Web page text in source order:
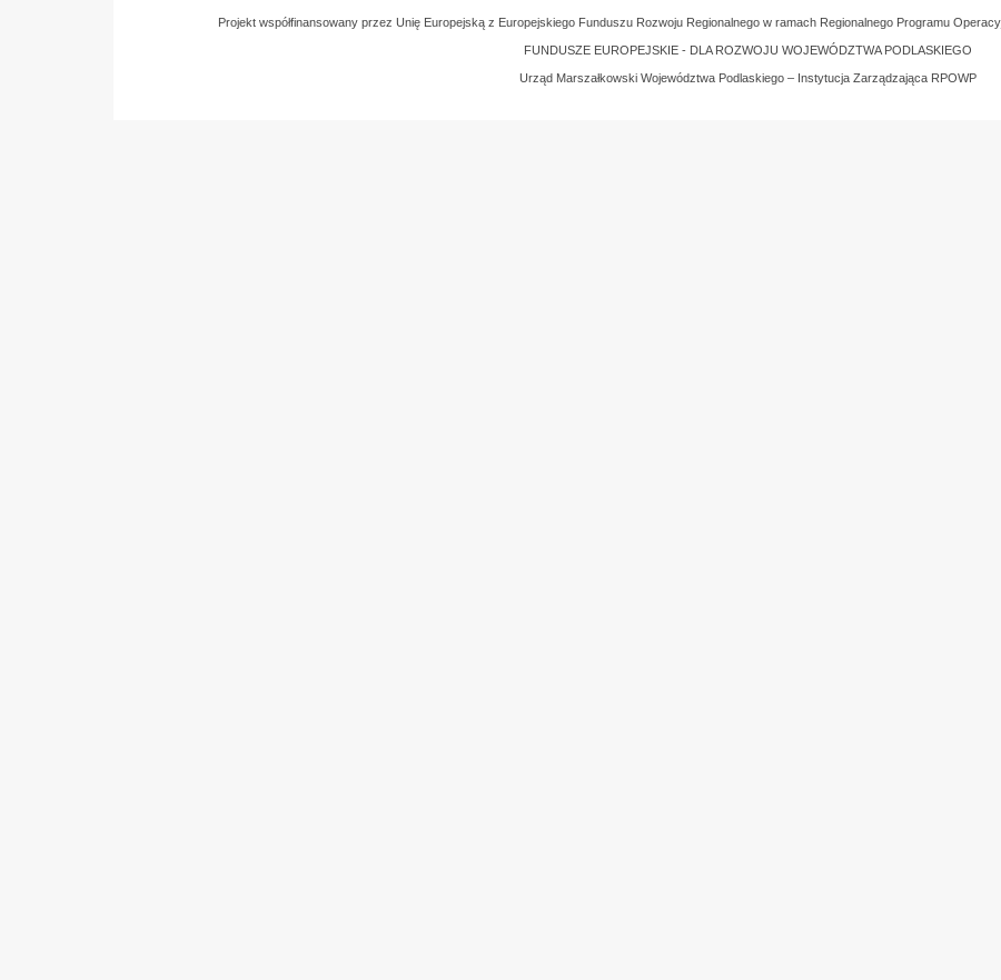
Projekt współfinansowany przez Unię Europejską z Europejskiego Funduszu Rozwoju Regionalnego w ramach Regionalnego Programu
FUNDUSZE EUROPEJSKIE - DLA ROZWOJU WOJEWÓDZTWA PODLASKIEGO
Urząd Marszałkowski Województwa Podlaskiego – Instytucja Zarządzająca RPOWP